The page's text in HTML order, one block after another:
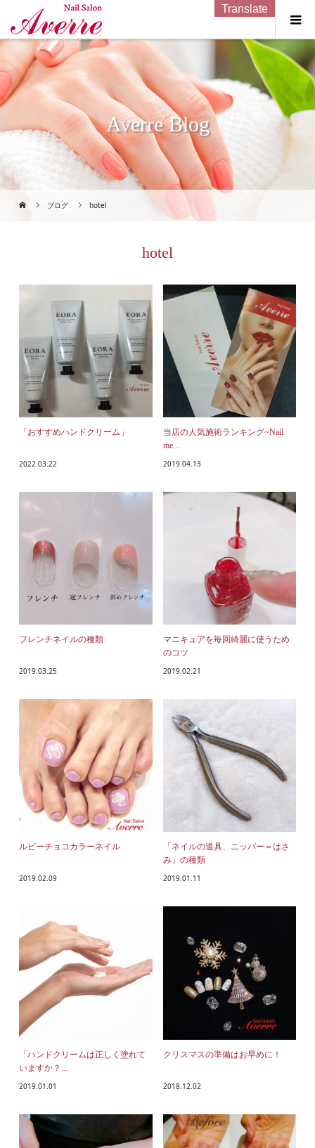
Averre Blog
ブログ hotel
hotel
「おすすめハンドクリーム」
2022.03.22
当店の人気施術ランキング~Nail
me...
2019.04.13
フレンチネイルの種類
2019.03.25
マニキュアを毎回綺麗に使うため
のコツ
2019.02.21
ルビーチョコカラーネイル
2019.02.09
「ネイルの道具、ニッパー＝はさ
み」の種類
2019.01.11
「ハンドクリームは正しく塗れて
いますか？...
2019.01.01
クリスマスの準備はお早めに！
2018.12.02
Translate